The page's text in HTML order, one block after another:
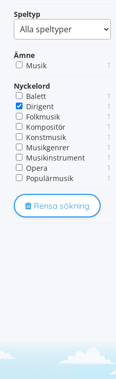
Speltyp
Ämne
Musik
1
Nyckelord
Balett
1
Dirigent
1
Folkmusik
1
Kompositör
1
Konstmusik
1
Musikgenrer
1
Musikinstrument
1
Opera
1
Populärmusik
1
Rensa sökning